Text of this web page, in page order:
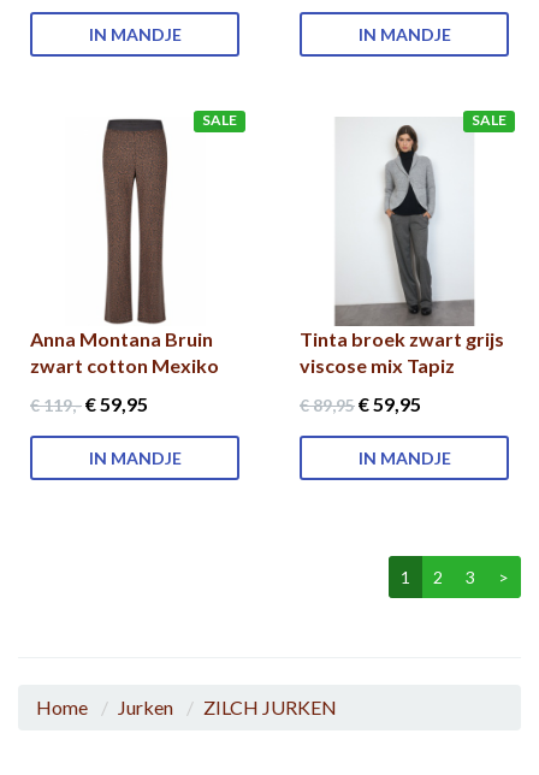
IN MANDJE IN MANDJE
SALE
Anna Montana Bruin
zwart cotton Mexiko
€ 119,-€ 59,95
IN MANDJE
SALE
Tinta broek zwart grijs
viscose mix Tapiz
€ 89,95€ 59,95
IN MANDJE
1 2 3 >
Home Jurken ZILCH JURKEN